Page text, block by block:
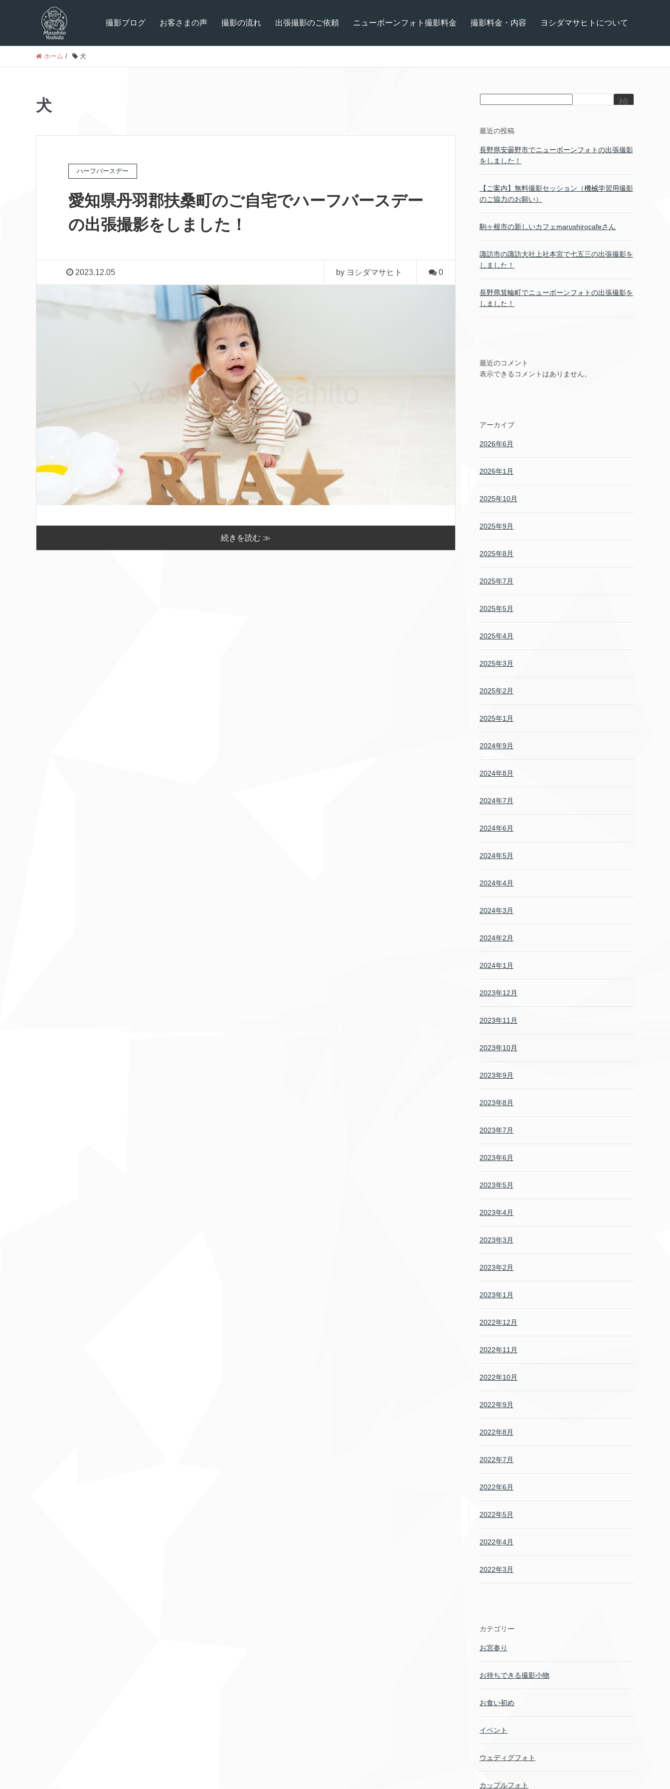
撮影ブログ お客さまの声 撮影の流れ 出張撮影のご依頼 ニューボーンフォト撮影料金 撮影料金・内容 ヨシダマサヒトについて
ホーム / 犬
犬
ハーフバースデー
愛知県丹羽郡扶桑町のご自宅でハーフバースデー
の出張撮影をしました！
2023.12.05 by ヨシダマサヒト 0
続きを読む ≫
検
最近の投稿
長野県安曇野市でニューボーンフォトの出張撮影
をしました！
【ご案内】無料撮影セッション（機械学習用撮影
のご協力のお願い）
駒ヶ根市の新しいカフェmarushirocafeさん
諏訪市の諏訪大社上社本宮で七五三の出張撮影を
しました！
長野県箕輪町でニューボーンフォトの出張撮影を
しました！
最近のコメント
表示できるコメントはありません。
アーカイブ
2026年6月
2026年1月
2025年10月
2025年9月
2025年8月
2025年7月
2025年5月
2025年4月
2025年3月
2025年2月
2025年1月
2024年9月
2024年8月
2024年7月
2024年6月
2024年5月
2024年4月
2024年3月
2024年2月
2024年1月
2023年12月
2023年11月
2023年10月
2023年9月
2023年8月
2023年7月
2023年6月
2023年5月
2023年4月
2023年3月
2023年2月
2023年1月
2022年12月
2022年11月
2022年10月
2022年9月
2022年8月
2022年7月
2022年6月
2022年5月
2022年4月
2022年3月
カテゴリー
お宮参り
お持ちできる撮影小物
お食い初め
イベント
ウェディグフォト
カップルフォト